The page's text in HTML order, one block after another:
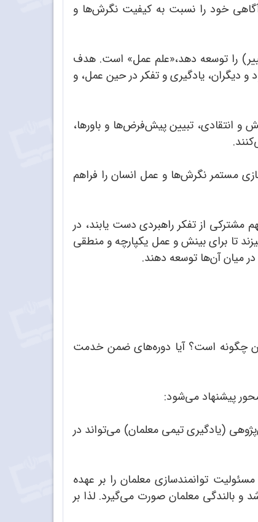
خود را نسبت به کیفیت نگرش‌ها و
را توسعه دهد،«علم عمل» است. هدف
و دیگران، یادگیری و تفکر در حین عمل، و
و انتقادی، تبیین پیش‌فرض‌ها و باورها،
مستمر نگرش‌ها و عمل انسان را فراهم
مشترکی از تفکر راهبردی دست یابند، در
تا برای بینش و عمل یکپارچه و منطقی
میان آن‌ها توسعه دهند.
چگونه است؟ آیا دوره‌های ضمن خدمت
پیشنهاد می‌شود:
(یادگیری تیمی معلمان) می‌تواند در
توانمندسازی معلمان را بر عهده
و بالندگی معلمان صورت می‌گیرد. لذا بر